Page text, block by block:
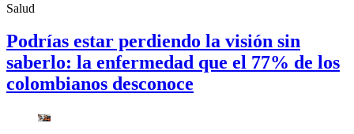
Salud
Podrías estar perdiendo la visión sin
saberlo: la enfermedad que el 77% de los
colombianos desconoce